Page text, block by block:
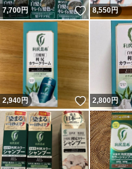
7,700円 いいね！
8,550円
2,940円 いいね！
2,800円